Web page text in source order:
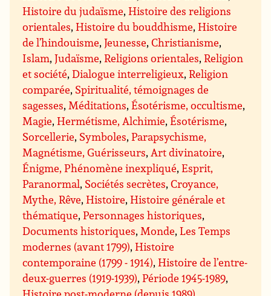
Histoire du judaïsme,Histoire des religions
orientales,Histoire du bouddhisme,Histoire
de l’hindouisme,Jeunesse,Christianisme,
Islam,Judaïsme,Religions orientales,Religion
et société,Dialogue interreligieux,Religion
comparée, Spiritualité, témoignages de
sagesses, Méditations,Ésotérisme, occultisme,
Magie,Hermétisme, Alchimie,Ésotérisme,
Sorcellerie, Symboles,Parapsychisme,
Magnétisme, Guérisseurs, Art divinatoire,
Énigme, Phénomène inexpliqué,Esprit,
Paranormal, Sociétés secrètes,Croyance,
Mythe, Rêve,Histoire,Histoire générale et
thématique,Personnages historiques,
Documents historiques, Monde,Les Temps
modernes (avant 1799),Histoire
contemporaine (1799 - 1914),Histoire de l’entre-
deux-guerres (1919-1939),Période 1945-1989,